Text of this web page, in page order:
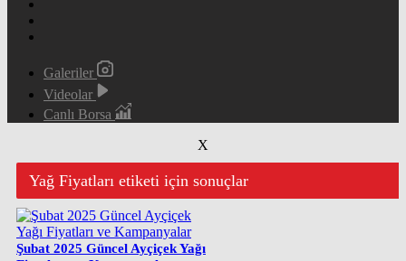
Galeriler
Videolar
Canlı Borsa
X
Yağ Fiyatları etiketi için sonuçlar
Şubat 2025 Güncel Ayçiçek Yağı